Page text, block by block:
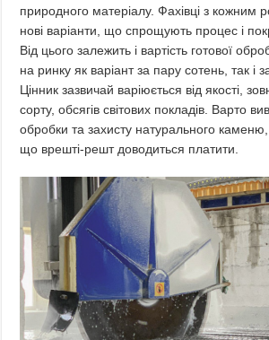
природного матеріалу. Фахівці з кожним
нові варіанти, що спрощують процес і
Від цього залежить і вартість готової
на ринку як варіант за пару сотень, так і
Цінник зазвичай варіюється від якості,
сорту, обсягів світових покладів. Варто
обробки та захисту натурального
що врешті-решт доводиться платити.